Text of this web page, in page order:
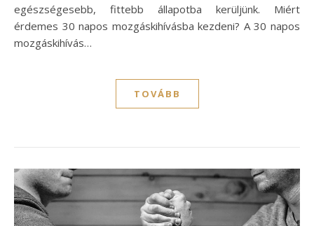
egészségesebb, fittebb állapotba kerüljünk. Miért
érdemes 30 napos mozgáskihívásba kezdeni? A 30 napos
mozgáskihívás…
TOVÁBB